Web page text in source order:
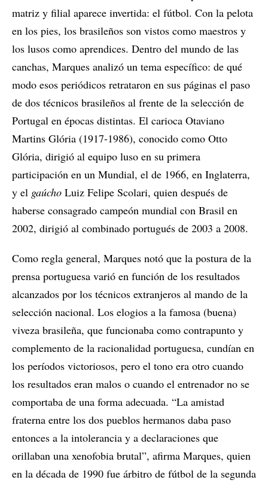
matriz y filial aparece invertida: el fútbol. Con la pelota
en los pies, los brasileños son vistos como maestros y
los lusos como aprendices. Dentro del mundo de las
canchas, Marques analizó un tema específico: de qué
modo esos periódicos retrataron en sus páginas el paso
de dos técnicos brasileños al frente de la selección de
Portugal en épocas distintas. El carioca Otaviano
Martins Glória (1917-1986), conocido como Otto
Glória, dirigió al equipo luso en su primera
participación en un Mundial, el de 1966, en Inglaterra,
y el gaúcho Luiz Felipe Scolari, quien después de
haberse consagrado campeón mundial con Brasil en
2002, dirigió al combinado portugués de 2003 a 2008.
Como regla general, Marques notó que la postura de la
prensa portuguesa varió en función de los resultados
alcanzados por los técnicos extranjeros al mando de la
selección nacional. Los elogios a la famosa (buena)
viveza brasileña, que funcionaba como contrapunto y
complemento de la racionalidad portuguesa, cundían en
los períodos victoriosos, pero el tono era otro cuando
los resultados eran malos o cuando el entrenador no se
comportaba de una forma adecuada. “La amistad
fraterna entre los dos pueblos hermanos daba paso
entonces a la intolerancia y a declaraciones que
orillaban una xenofobia brutal”, afirma Marques, quien
en la década de 1990 fue árbitro de fútbol de la segunda